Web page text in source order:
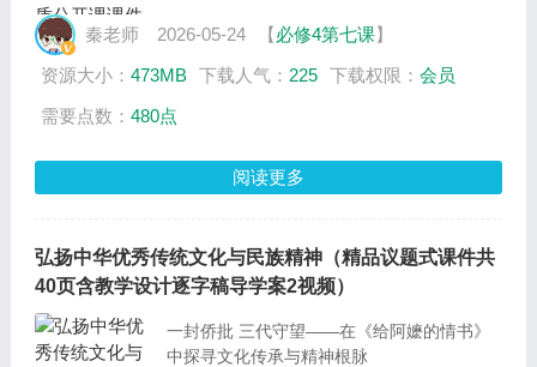
秦老师 2026-05-24 【必修4第七课】
资源大小： 473MB 下载人气： 225 下载权限： 会员
需要点数： 480点
阅读更多
弘扬中华优秀传统文化与民族精神（精品议题式课件共
40页含教学设计逐字稿导学案2视频）
一封侨批 三代守望——在《给阿嬷的情书》
中探寻文化传承与精神根脉